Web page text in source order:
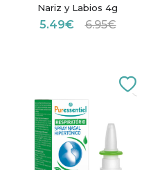
Nariz y Labios 4g
5.49€ 6.95€